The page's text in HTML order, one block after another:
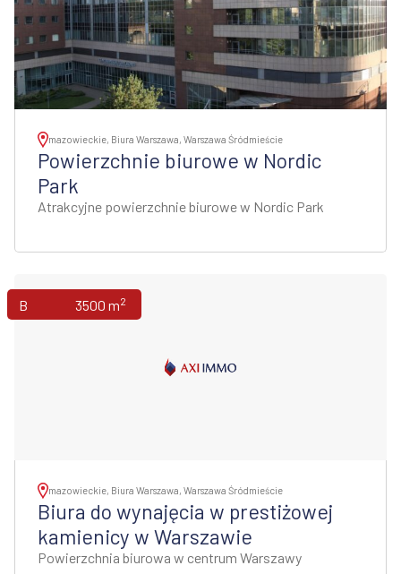
mazowieckie, Biura Warszawa, Warszawa Śródmieście
Powierzchnie biurowe w Nordic
Park
Atrakcyjne powierzchnie biurowe w Nordic Park
Biura 3500 m2
mazowieckie, Biura Warszawa, Warszawa Śródmieście
Biura do wynajęcia w prestiżowej
kamienicy w Warszawie
Powierzchnia biurowa w centrum Warszawy